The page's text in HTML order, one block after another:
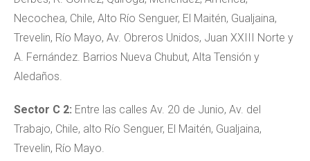
Necochea, Chile, Alto Río Senguer, El Maitén, Gualjaina,
Trevelin, Río Mayo, Av. Obreros Unidos, Juan XXIII Norte y
A. Fernández. Barrios Nueva Chubut, Alta Tensión y
Aledaños.
Sector C 2: Entre las calles Av. 20 de Junio, Av. del
Trabajo, Chile, alto Río Senguer, El Maitén, Gualjaina,
Trevelin, Río Mayo.